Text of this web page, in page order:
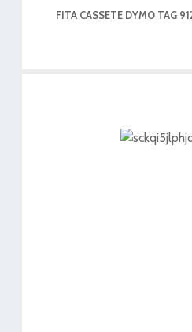
FITA CASSETE DYMO TAG